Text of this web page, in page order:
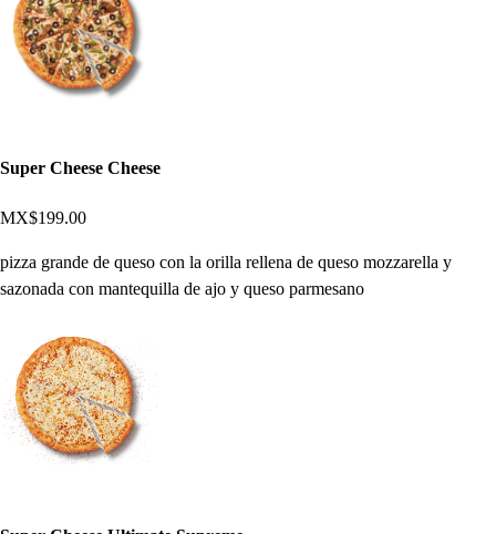
Super Cheese Cheese
MX$199.00
pizza grande de queso con la orilla rellena de queso mozzarella y
sazonada con mantequilla de ajo y queso parmesano